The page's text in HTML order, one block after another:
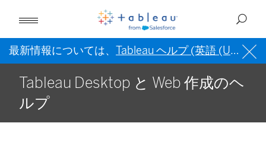
最新情報については、 Tableau ヘルプ (英語 (US)) を
Tableau Desktop と Web 作成のヘ
ルプ